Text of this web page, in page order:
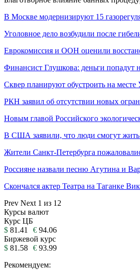
В Москве модернизируют 15
Уголовное дело возбудили после
Еврокомиссия и ООН оценили
Финансист Глушкова: деньги попадут
Сквер планируют обустроить на месте
РКН заявил об отсутствии новых
Новым главой Российского
В США заявили, что люди смогут жить
Жители Санкт-Петербурга
Россияне назвали песню Агутина и
Скончался актер Театра на Таганке
Prev Next 1 из 12
Курсы валют
Курс ЦБ
$ 81.41 € 94.06
Биржевой курс
$ 81.58 € 93.99
Рекомендуем: